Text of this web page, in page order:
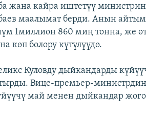
жана кайра иштетүү
маалымат берди. Анын
1миллион 860 миң тонна, же
көп болору күтүлүүдө.
Куловду дыйкандарды
Вице-премьер-
май менен дыйкандар